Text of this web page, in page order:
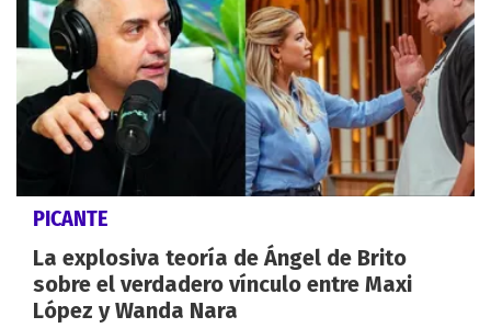
PICANTE
La explosiva teoría de Ángel de Brito
sobre el verdadero vínculo entre Maxi
López y Wanda Nara